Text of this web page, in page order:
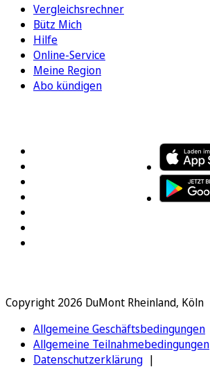
Vergleichsrechner
Bütz Mich
Hilfe
Online-Service
Meine Region
Abo kündigen
Copyright 2026 DuMont Rheinland, Köln
Allgemeine Geschäftsbedingungen
Allgemeine Teilnahmebedingungen
Datenschutzerklärung